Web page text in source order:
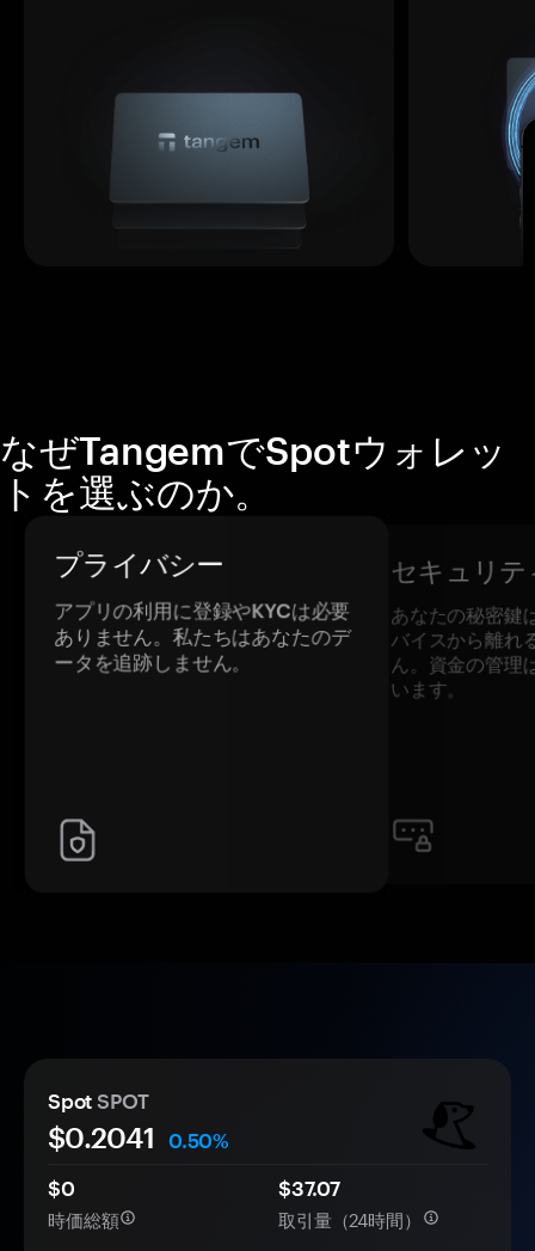
なぜTangemでSpotウォレッ
トを選ぶのか。
プライバシー
アプリの利用に登録やKYCは必要
ありません。私たちはあなたのデ
ータを追跡しません。
セキュリテ
あなたの秘密鍵
バイスから離れ
ん。資金の管理
います。
Spot SPOT
$0.2041
0.50%
$0
時価総額
$37.07
取引量（24時間）